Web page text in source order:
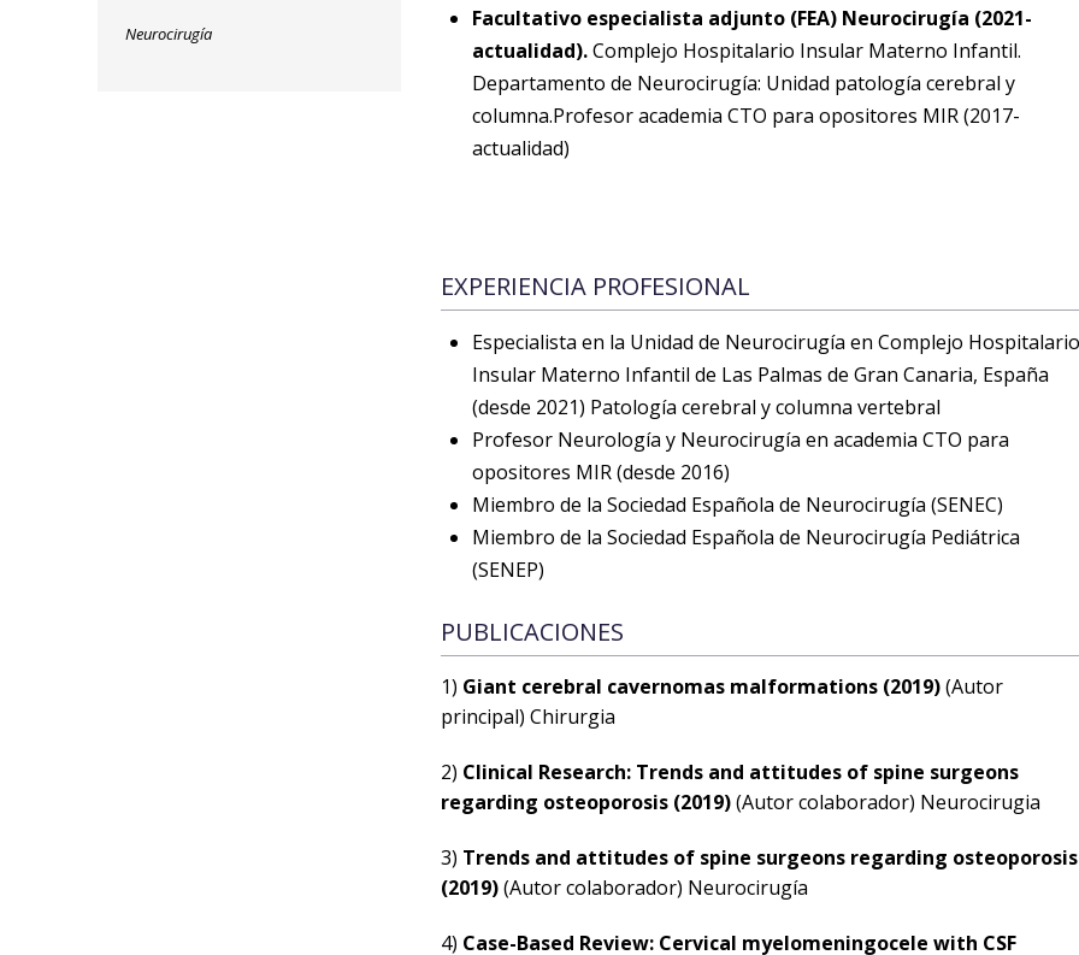
Neurocirugía
Facultativo especialista adjunto (FEA) Neurocirugía (2021-
actualidad).Complejo Hospitalario Insular Materno Infantil.
Departamento de Neurocirugía: Unidad patología cerebral y
columna.Profesor academia CTO para opositores MIR (2017-
actualidad)
EXPERIENCIA PROFESIONAL
Especialista en la Unidad de Neurocirugía en Complejo
Insular Materno Infantil de Las Palmas de Gran Canaria, España
(desde 2021) Patología cerebral y columna vertebral
Profesor Neurología y Neurocirugía en academia CTO para
opositores MIR (desde 2016)
Miembro de la Sociedad Española de Neurocirugía (SENEC)
Miembro de la Sociedad Española de Neurocirugía Pediátrica
(SENEP)
PUBLICACIONES
1) Giant cerebral cavernomas malformations (2019)(Autor
principal) Chirurgia
2) Clinical Research: Trends and attitudes of spine surgeons
regarding osteoporosis (2019)(Autor colaborador) Neurocirugia
3) Trends and attitudes of spine surgeons regarding osteoporosis
(2019)(Autor colaborador) Neurocirugía
4) Case-Based Review: Cervical myelomeningocele with CSF